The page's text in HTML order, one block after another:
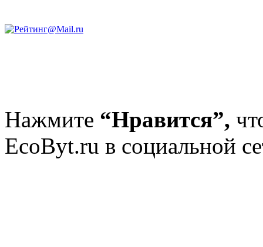
Нажмите “Нравится”,
EcoByt.ru в социальной